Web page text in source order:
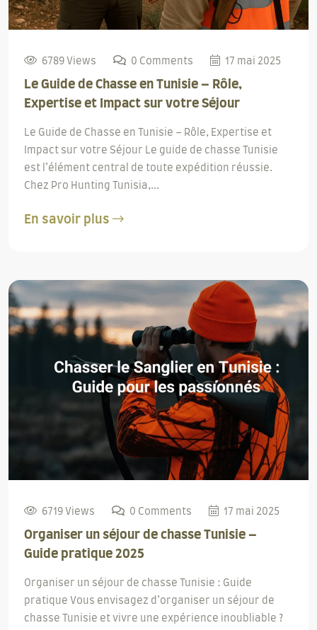
6789 Views 0 Comments 17 mai 2025
Le Guide de Chasse en Tunisie – Rôle,
Expertise et Impact sur votre Séjour
Le Guide de Chasse en Tunisie – Rôle, Expertise et
Impact sur votre Séjour Le guide de chasse Tunisie
est l’élément central de toute expédition réussie.
Chez Pro Hunting Tunisia,...
En savoir plus
6719 Views 0 Comments 17 mai 2025
Organiser un séjour de chasse Tunisie –
Guide pratique 2025
Organiser un séjour de chasse Tunisie : Guide
pratique Vous envisagez d’organiser un séjour de
chasse Tunisie et vivre une expérience inoubliable ?